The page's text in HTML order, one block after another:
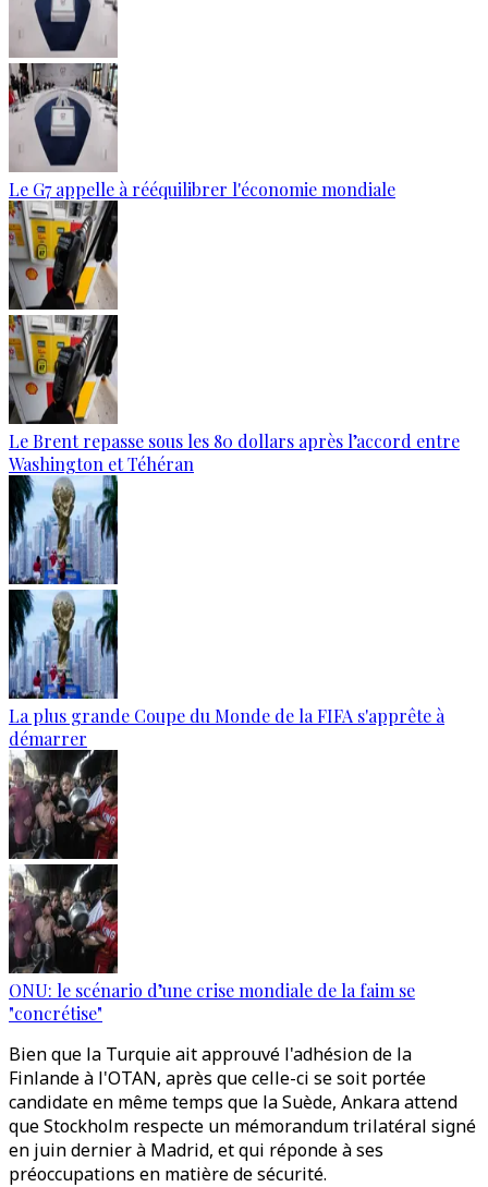
Le G7 appelle à rééquilibrer l'économie mondiale
Le Brent repasse sous les 80 dollars après l’accord entre
Washington et Téhéran
La plus grande Coupe du Monde de la FIFA s'apprête à
démarrer
ONU: le scénario d’une crise mondiale de la faim se
"concrétise"
Bien que la Turquie ait approuvé l'adhésion de la
Finlande à l'OTAN, après que celle-ci se soit portée
candidate en même temps que la Suède, Ankara attend
que Stockholm respecte un mémorandum trilatéral signé
en juin dernier à Madrid, et qui réponde à ses
préoccupations en matière de sécurité.